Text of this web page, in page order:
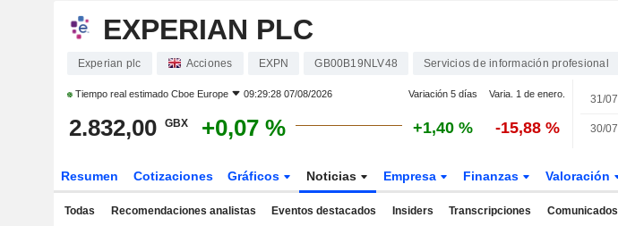
EXPERIAN PLC
Experian plc Acciones EXPN GB00B19NLV48 Servicios de información profesional
Tiempo real estimado Cboe Europe 09:29:28 07/08/2026 Variación 5 días Varia. 1 de enero.
2.832,00 GBX +0,07 % +1,40 % -15,88 %
31/07
30/07
Resumen Cotizaciones Gráficos Noticias Empresa Finanzas Valoración
Todas Recomendaciones analistas Eventos destacados Insiders Transcripciones Comunicados